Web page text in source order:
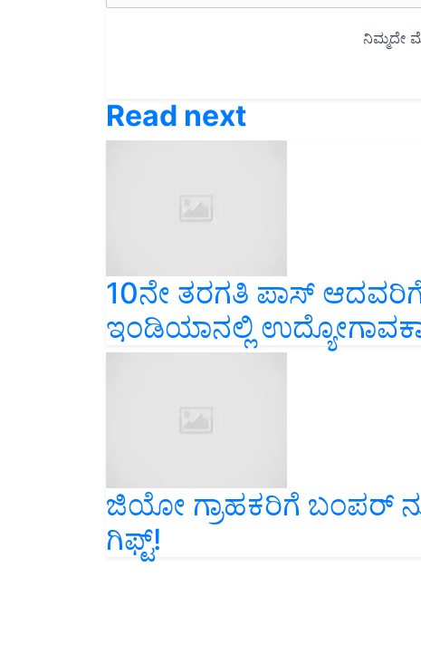
10ನೇ ತರಗತಿ ಪಾಸ್‌
ಇಂಡಿಯಾನಲ್ಲಿ
ಜಿಯೋ ಗ್ರಾಹಕರಿಗೆ ಬಂಪರ್‌
ಗಿಫ್ಟ್‌!